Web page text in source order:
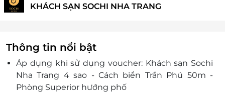
KHÁCH SẠN SOCHI NHA TRANG
Thông tin nổi bật
Áp dụng khi sử dụng voucher: Khách sạn Sochi
Nha Trang 4 sao - Cách biển Trần Phú 50m -
Phòng Superior hướng phố